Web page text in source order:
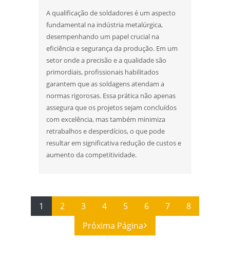
A qualificação de soldadores é um aspecto
fundamental na indústria metalúrgica,
desempenhando um papel crucial na
eficiência e segurança da produção. Em um
setor onde a precisão e a qualidade são
primordiais, profissionais habilitados
garantem que as soldagens atendam a
normas rigorosas. Essa prática não apenas
assegura que os projetos sejam concluídos
com excelência, mas também minimiza
retrabalhos e desperdícios, o que pode
resultar em significativa redução de custos e
aumento da competitividade.
1 2 3 4 5 6 7
8
Próxima Página